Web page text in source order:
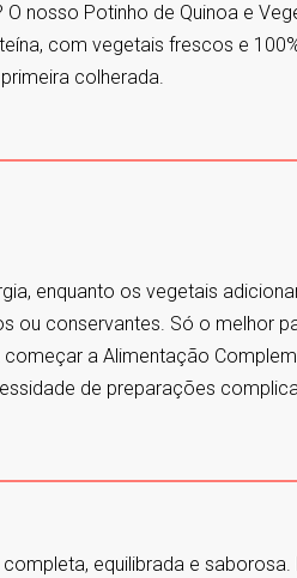
nosso Potinho de Quinoa e
com vegetais frescos e
colherada.
enquanto os vegetais
ou conservantes. Só o melhor
a Alimentação
de preparações
equilibrada e